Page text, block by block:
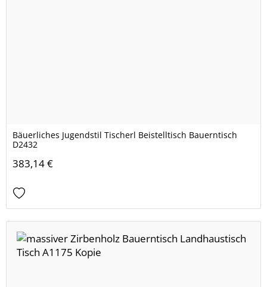
Bäuerliches Jugendstil Tischerl Beistelltisch Bauerntisch
D2432
383,14 €